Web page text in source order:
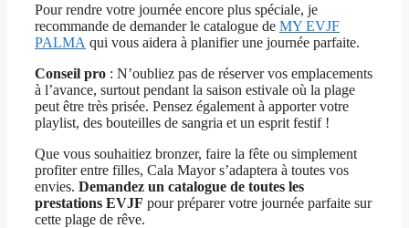
Pour rendre votre journée encore plus spéciale, je
recommande de demander le catalogue de MY EVJF
PALMA qui vous aidera à planifier une journée parfaite.
Conseil pro : N’oubliez pas de réserver vos emplacements
à l’avance, surtout pendant la saison estivale où la plage
peut être très prisée. Pensez également à apporter votre
playlist, des bouteilles de sangria et un esprit festif !
Que vous souhaitiez bronzer, faire la fête ou simplement
profiter entre filles, Cala Mayor s’adaptera à toutes vos
envies. Demandez un catalogue de toutes les
prestations EVJF pour préparer votre journée parfaite sur
cette plage de rêve.